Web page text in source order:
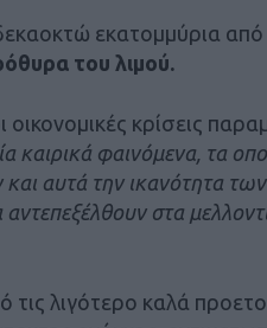
εκατομμύρια από
του λιμού.
κρίσεις
καιρικά φαινόμενα, τα
και αυτά την ικανότητα
στα
τις λιγότερο καλά